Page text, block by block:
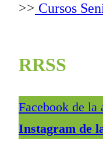
>> Cursos
RRSS
Facebook de la
Instagram de